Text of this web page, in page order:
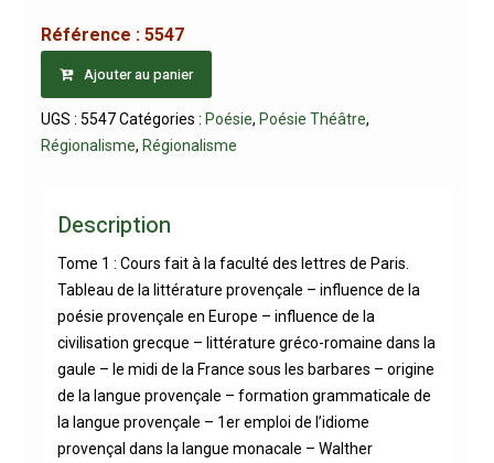
Référence : 5547
Ajouter au panier
UGS : 5547 Catégories : Poésie, Poésie Théâtre,
Régionalisme, Régionalisme
Description
Tome 1 : Cours fait à la faculté des lettres de Paris.
Tableau de la littérature provençale – influence de la
poésie provençale en Europe – influence de la
civilisation grecque – littérature gréco-romaine dans la
gaule – le midi de la France sous les barbares – origine
de la langue provençale – formation grammaticale de
la langue provençale – 1er emploi de l’idiome
provençal dans la langue monacale – Walther